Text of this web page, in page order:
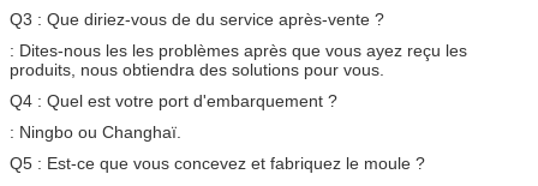
Q3 : Que diriez-vous de du service après-vente ?
: Dites-nous les les problèmes après que vous ayez reçu les
produits, nous obtiendra des solutions pour vous.
Q4 : Quel est votre port d'embarquement ?
: Ningbo ou Changhaï.
Q5 : Est-ce que vous concevez et fabriquez le moule ?